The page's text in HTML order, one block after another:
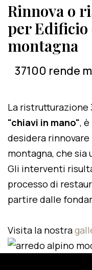
Rinnova o
per
montagna
37100 rende
La ristrutturazione
"chiavi in mano",
desidera
montagna, che sia
Gli interventi
processo di
partire dalle
Visita la nostra